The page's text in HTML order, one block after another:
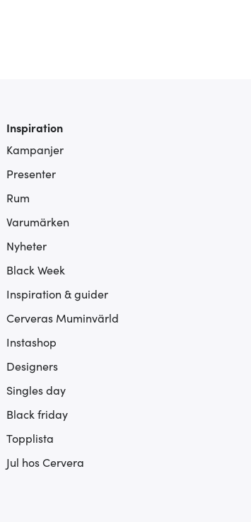
Inspiration
Kampanjer
Presenter
Rum
Varumärken
Nyheter
Black Week
Inspiration & guider
Cerveras Muminvärld
Instashop
Designers
Singles day
Black friday
Topplista
Jul hos Cervera